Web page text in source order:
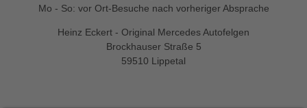
Mo - So: vor Ort-Besuche nach vorheriger Absprache
Heinz Eckert - Original Mercedes Autofelgen
Brockhauser Straße 5
59510 Lippetal